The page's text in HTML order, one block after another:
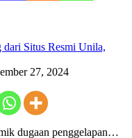
Situs Resmi Unila,
27, 2024
dugaan penggelapan…